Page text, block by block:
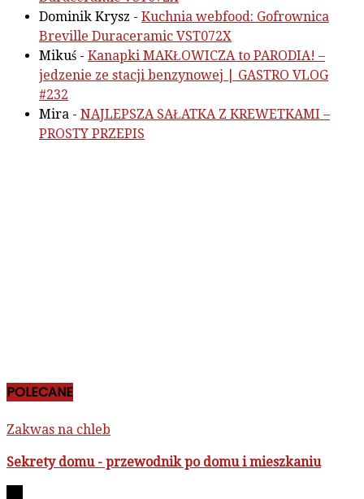
Dominik Krysz - Kuchnia webfood: Gofrownica
Breville Duraceramic VST072X
Mikuś - Kanapki MAKŁOWICZA to PARODIA! –
jedzenie ze stacji benzynowej | GASTRO VLOG
#232
Mira - NAJLEPSZA SAŁATKA Z KREWETKAMI –
PROSTY PRZEPIS
POLECANE
Zakwas na chleb
Sekrety domu - przewodnik po domu i mieszkaniu